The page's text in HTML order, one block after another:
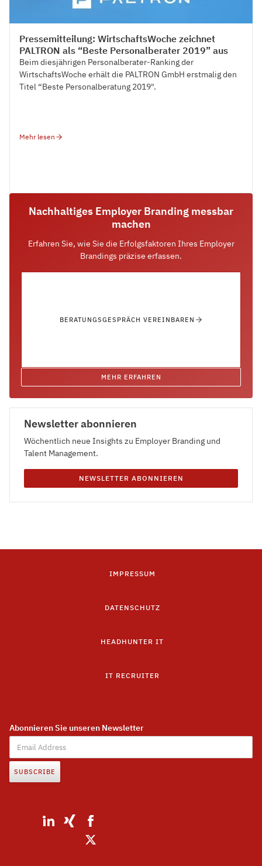
Pressemitteilung: WirtschaftsWoche zeichnet
PALTRON als “Beste Personalberater 2019” aus
Beim diesjährigen Personalberater-Ranking der
WirtschaftsWoche erhält die PALTRON GmbH erstmalig den
Titel “Beste Personalberatung 2019".
Mehr lesen
Nachhaltiges Employer Branding messbar
machen
Erfahren Sie, wie Sie die Erfolgsfaktoren Ihres Employer
Brandings präzise erfassen.
BERATUNGSGESPRÄCH VEREINBAREN
MEHR ERFAHREN
Newsletter abonnieren
Wöchentlich neue Insights zu Employer Branding und
Talent Management.
NEWSLETTER ABONNIEREN
IMPRESSUM
DATENSCHUTZ
HEADHUNTER IT
IT RECRUITER
Abonnieren Sie unseren Newsletter